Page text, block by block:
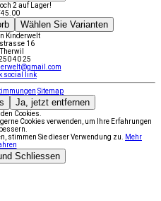
2 auf Lager!
45.00
Wählen Sie Varianten
Kinderwelt
16
40 25
social link
Sitemap
Ja, jetzt entfernen
Cookies.
Cookies verwenden, um Ihre Erfahrungen
stimmen Sie dieser Verwendung zu.
Mehr
Schliessen